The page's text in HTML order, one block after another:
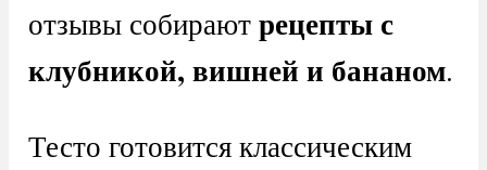
отзывы собираютрецепты с
клубникой, вишней и бананом.
Тесто готовится классическим